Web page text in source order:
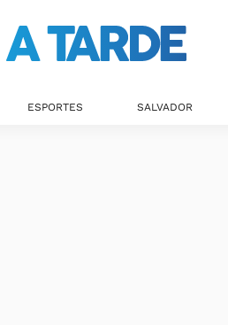
ESPORTES SALVADOR